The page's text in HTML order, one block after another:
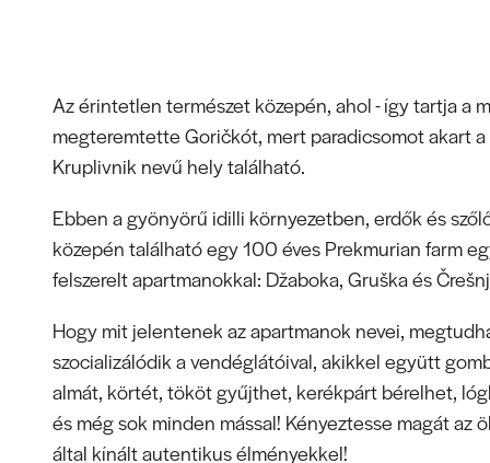
Az érintetlen természet közepén, ahol - így tartja a
megteremtette Goričkót, mert paradicsomot akart
Kruplivnik nevű hely található.
Ebben a gyönyörű idilli környezetben, erdők és
közepén található egy 100 éves Prekmurian farm
felszerelt apartmanokkal: Džaboka, Gruška és
Hogy mit jelentenek az apartmanok nevei,
szocializálódik a vendéglátóival, akikkel együtt
almát, körtét, tököt gyűjthet, kerékpárt bérelhet,
és még sok minden mással! Kényeztesse magát az
által kínált autentikus élményekkel!